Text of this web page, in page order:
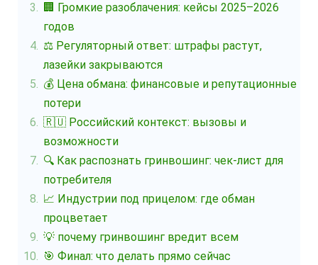
🏢 Громкие разоблачения: кейсы 2025–2026
годов
⚖️ Регуляторный ответ: штрафы растут,
лазейки закрываются
💰 Цена обмана: финансовые и репутационные
потери
🇷🇺 Российский контекст: вызовы и
возможности
🔍 Как распознать гринвошинг: чек-лист для
потребителя
📈 Индустрии под прицелом: где обман
процветает
💡 почему гринвошинг вредит всем
🎯 Финал: что делать прямо сейчас